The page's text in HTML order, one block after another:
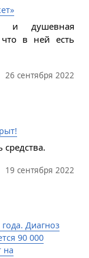
и душевная
что в ней есть
26 сентября 2022
19 сентября 2022
Диагноз
90 000
на